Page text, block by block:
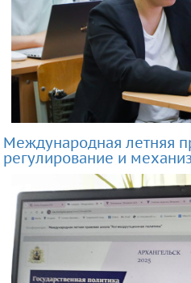
Международная летняя
регулирование и